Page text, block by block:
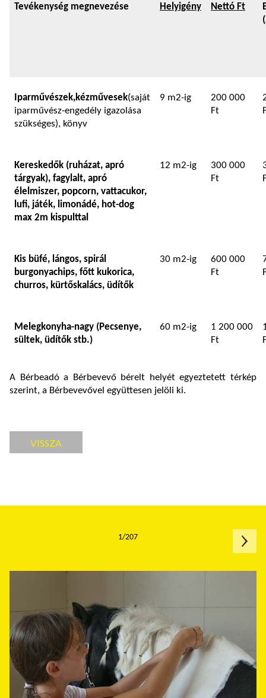
Tevékenység megnevezése Helyigény Nettó Ft
Iparművészek,kézművesek(saját
iparművész-engedély igazolása
szükséges), könyv
9 m2-ig
200 000
Ft
Kereskedők (ruházat, apró
tárgyak), fagylalt, apró
élelmiszer, popcorn, vattacukor,
lufi, játék, limonádé, hot-dog
max 2m kispulttal
12 m2-ig
300 000
Ft
Kis büfé, lángos, spirál
burgonyachips, főtt kukorica,
churros, kürtőskalács, üdítők
30 m2-ig
600 000
Ft
Melegkonyha-nagy (Pecsenye,
sültek, üdítők stb.)
60 m2-ig
1 200 000
Ft
A Bérbeadó a Bérbevevő bérelt helyét egyeztetett térkép
szerint, a Bérbevevővel együttesen jelöli ki.
VISSZA
1/207